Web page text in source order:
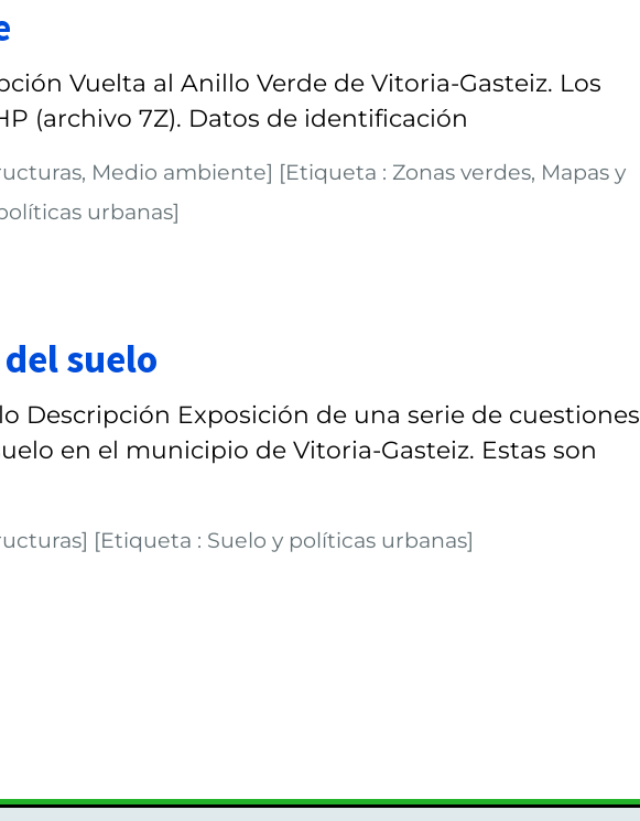
Vuelta al Anillo Verde de Vitoria-Gasteiz. Los
(archivo 7Z). Datos de identificación
Medio ambiente] [Etiqueta : Zonas verdes, Mapas y
urbanas]
suelo
Descripción Exposición de una serie de cuestiones
en el municipio de Vitoria-Gasteiz. Estas son
[Etiqueta : Suelo y políticas urbanas]